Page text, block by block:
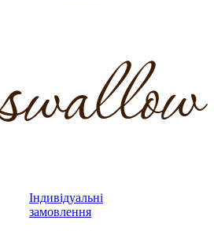
Індивідуальні
замовлення